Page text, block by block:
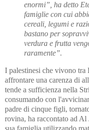
enormi”, ha detto
famiglie con cui
cereali, legumi e
bastano per
verdura e frutta
raramente”.
I palestinesi che vivono tra
affrontare una carenza di
tende a sufficienza nella
consumando con
padre di cinque figli,
rovina, ha raccontato ad Al
sua famiglia utilizzando